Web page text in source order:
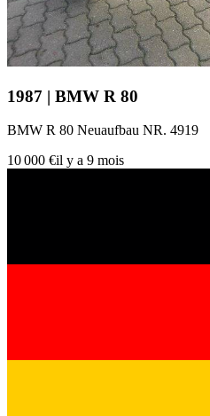
1987 | BMW R 80
BMW R 80 Neuaufbau NR. 4919
10 000 €il y a 9 mois